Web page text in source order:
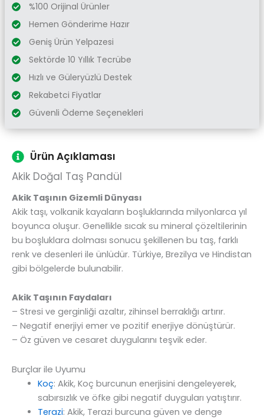
%100 Orijinal Ürünler
Hemen Gönderime Hazır
Geniş Ürün Yelpazesi
Sektörde 10 Yıllık Tecrübe
Hızlı ve Güleryüzlü Destek
Rekabetci Fiyatlar
Güvenli Ödeme Seçenekleri
Ürün Açıklaması
Akik Doğal Taş Pandül
Akik Taşının Gizemli Dünyası
Akik taşı, volkanik kayaların boşluklarında milyonlarca yıl
boyunca oluşur. Genellikle sıcak su mineral çözeltilerinin
bu boşluklara dolması sonucu şekillenen bu taş, farklı
renk ve desenleri ile ünlüdür. Türkiye, Brezilya ve Hindistan
gibi bölgelerde bulunabilir.
Akik Taşının Faydaları
– Stresi ve gerginliği azaltır, zihinsel berraklığı artırır.
– Negatif enerjiyi emer ve pozitif enerjiye dönüştürür.
– Öz güven ve cesaret duygularını teşvik eder.
Burçlar ile Uyumu
Koç: Akik, Koç burcunun enerjisini dengeleyerek,
sabırsızlık ve öfke gibi negatif duyguları yatıştırır.
Terazi: Akik, Terazi burcuna güven ve denge